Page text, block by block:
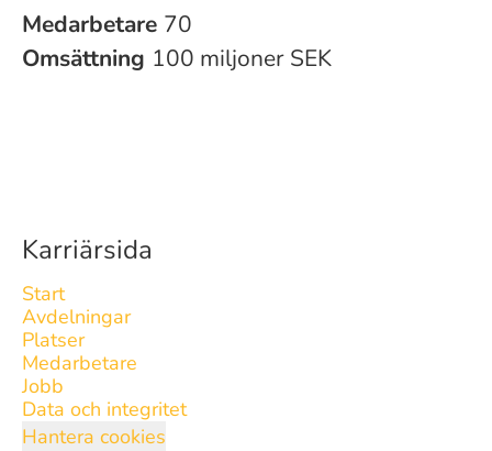
Medarbetare 70
Omsättning 100 miljoner SEK
Karriärsida
Start
Avdelningar
Platser
Medarbetare
Jobb
Data och integritet
Hantera cookies